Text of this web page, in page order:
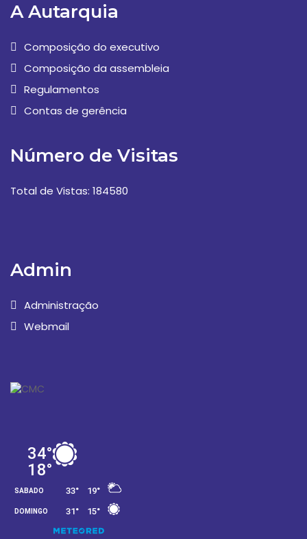
A Autarquia
Composição do executivo
Composição da assembleia
Regulamentos
Contas de gerência
Número de Visitas
Total de Vistas: 184580
Admin
Administração
Webmail